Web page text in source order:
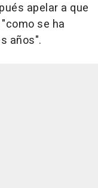
apelar a que
se ha
años".